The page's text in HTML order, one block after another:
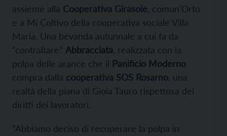
assieme alla Cooperativa Girasole , comun’Orto
e a Mi Coltivo della cooperativa sociale Villa
Maria. Una bevanda autunnale a cui fa da
“contraltare” Abbracciata , realizzata con la
polpa delle arance che il Panificio Moderno
compra dalla cooperativa SOS Rosarno , una
realtà della piana di Gioia Tauro rispettosa dei
diritti dei lavoratori.
“Abbiamo deciso di recuperare la polpa in